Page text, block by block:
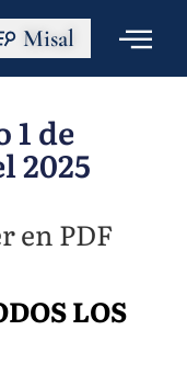
Misal
1 de
2025
en PDF
LOS